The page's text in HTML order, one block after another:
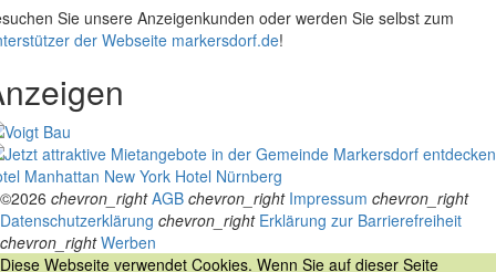
Sie unsere Anzeigenkunden oder werden Sie selbst zum
der Webseite markersdorf.de!
Manhattan New York Hotel Nürnberg
©2026 chevron_right AGB chevron_right Impressum chevron_right
Datenschutzerklärung chevron_right Erklärung zur Barrierefreiheit
chevron_right Werben
Diese Webseite verwendet Cookies. Wenn Sie auf dieser Seite